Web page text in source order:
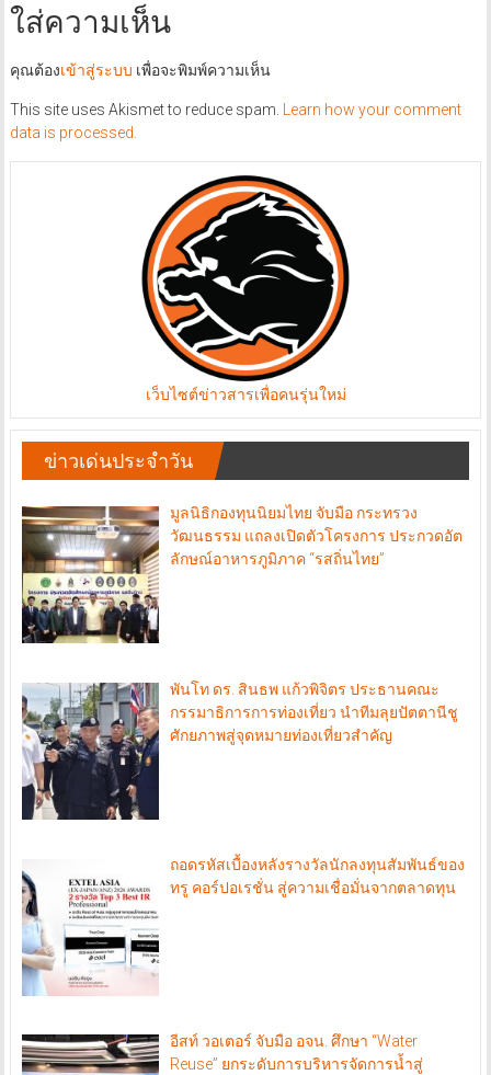
ใส่ความเห็น
คุณต้องเข้าสู่ระบบ เพื่อจะพิมพ์ความเห็น
This site uses Akismet to reduce spam.
Learn how your comment
data is processed.
เว็บไซต์ข่าวสารเพื่อคนรุ่นใหม่
ข่าวเด่นประจำวัน
มูลนิธิกองทุนนิยมไทย จับมือ กระทรวง
วัฒนธรรม แถลงเปิดตัวโครงการ ประกวดอัต
ลักษณ์อาหารภูมิภาค “รสถิ่นไทย”
พันโท ดร. สินธพ แก้วพิจิตร ประธานคณะ
กรรมาธิการการท่องเที่ยว นำทีมลุยปัตตานีชู
ศักยภาพสู่จุดหมายท่องเที่ยวสำคัญ
ถอดรหัสเบื้องหลังรางวัลนักลงทุนสัมพันธ์ของ
ทรู คอร์ปอเรชั่น สู่ความเชื่อมั่นจากตลาดทุน
อีสท์ วอเตอร์ จับมือ อจน. ศึกษา “Water
Reuse” ยกระดับการบริหารจัดการน้ำสู่